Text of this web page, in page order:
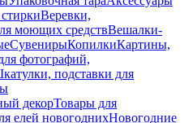
Веревки,
моющих средствВешалки-
СувенирыКопилкиКартины,
фотографий,
подставки для
декорТовары для
елей новогоднихНовогодние